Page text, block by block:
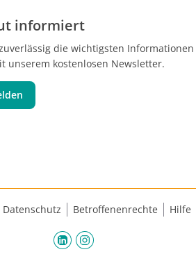
informiert
die wichtigsten Informationen
unserem kostenlosen Newsletter.
Datenschutz Betroffenenrechte Hilfe